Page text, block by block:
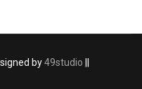
by49studio